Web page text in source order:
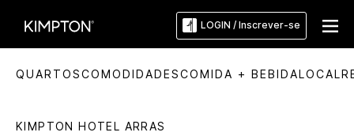
LOGIN / Inscrever-se
QUARTOSCOMODIDADESCOMIDA + BEBIDALOCAL
KIMPTON HOTEL ARRAS